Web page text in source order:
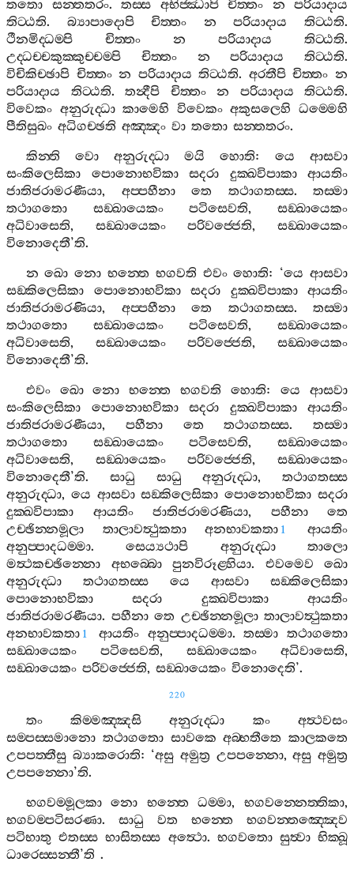
තතො
සන‍්තතරං. තස‍්ස අභිජ‍්ඣාපි චිත‍්තං න
පරියාදාය
තිට‍්ඨති. බ්‍යාපාදොපි චිත‍්තං න පරියාදාය තිට‍්ඨති.
ථීනමිද‍්ධම‍්පි
චිත‍්තං න පරියාදාය තිට‍්ඨති.
උද‍්ධච‍්චකුක‍්කුච‍්චම‍්පි
චිත‍්තං න පරියාදාය තිට‍්ඨති.
විචිකිච‍්ඡාපි චිත‍්තං න පරියාදාය තිට‍්ඨති. අරතීපි චිත‍්තං න
පරියාදාය
තිට‍්ඨති. තන්‍දීපි චිත‍්තං න පරියාදාය තිට‍්ඨති.
විවෙකං අනුරුද‍්ධා කාමෙහි විවෙකං අකුසලෙහි ධම‍්මෙහි
පීතිසුඛං අධිගච‍්ඡති අඤ‍්ඤං වා තතො සන‍්තතරං.
කින‍්ති
වො අනුරුද‍්ධා මයි හොති: යෙ
ආසවා
සංකිලෙසිකා
පොනොභවිකා සදරා දුක‍්ඛවිපාකා
ආයතිං
ජාතිජරාමරණීයා, අප‍්පහීනා තෙ තථාගතස‍්ස. තස‍්මා
තථාගතො
සඞ‍්ඛායෙකං පටිසෙවති,සඞ‍්ඛායෙකං
අධිවාසෙති, සඞ‍්ඛායෙකං පරිවජ‍්ජෙති,සඞ‍්ඛායෙකං
විනොදෙතී’ති.
න ඛො නො භන‍්තෙ භගවති එවං හොති: ‘යෙ ආසවා
සඞ‍්කිලෙසිකා
පොනොභවිකා සදරා දුක‍්ඛවිපාකා
ආයතිං
ජාතිජරාමරණියා, අප‍්පහීනා තෙ තථාගතස‍්ස. තස‍්මා
තථාගතො
සඞ‍්ඛායෙකං පටිසෙවති,සඞ‍්ඛායෙකං
අධිවාසෙති, සඞ‍්ඛායෙකං පරිවජ‍්ජෙති,සඞ‍්ඛායෙකං
විනොදෙතී’ති.
එවං
ඛො නො භන‍්තෙ භගවති හොති:යෙ
ආසවා
සංකිලෙසිකා
පොනොභවිකා සදරා දුක‍්ඛවිපාකා
ආයතිං
ජාතිජරාමරණීයා, පහීනා තෙ තථාගතස‍්ස. තස‍්මා
තථාගතො
සඞ‍්ඛායෙකං පටිසෙවති,සඞ‍්ඛායෙකං
අධිවාසෙති, සඞ‍්ඛායෙකං පරිවජ‍්ජෙති,සඞ‍්ඛායෙකං
විනොදෙතී’ති. සාධු සාධු අනුරුද‍්ධා, තථාගතස‍්ස
අනුරුද‍්ධා, යෙ ආසවා සඞ‍්කිලෙසිකා පොනොභවිකා සදරා
දුක‍්ඛවිපාකා
ආයතිං ජාතිජරාමරණියා, පහීනා
තෙ
උච‍්ඡින‍්නමූලා
තාලාවත්‍ථුකතා අනභාවකතා 1
ආයතිං
අනුප‍්පාදධම‍්මා.සෙය්‍යථාපි අනුරුද‍්ධා
තාලො
මත්‍ථකච‍්ඡින‍්නො
අභබ‍්බො පුනවිරූළ‍්හියා. එවමෙව
ඛො
අනුරුද‍්ධා
තථාගතස‍්ස යෙ ආසවා
සඞ‍්කිලෙසිකා
පොනොභවිකා
සදරා දුක‍්ඛවිපාකා
ආයතිං
ජාතිජරාමරණීයා. පහීනා තෙ උච‍්ඡින‍්නමූලා තාලාවත්‍ථුකතා
අනභාවකතා 1 ආයතිං අනුප‍්පාදධම‍්මා.තස‍්මා තථාගතො
සඞ‍්ඛායෙකං
පටිසෙවති, සඞ‍්ඛායෙකං අධිවාසෙති,
සඞ‍්ඛායෙකං පරිවජ‍්ජෙති, සඞ‍්ඛායෙකං විනොදෙති’.
220
තං කිම‍්මඤ‍්ඤසි අනුරුද‍්ධා කං
අත්‍ථවසං
සම‍්පස‍්සමානො තථාගතො සාවකෙ අබ‍්භතීතෙ කාලකතෙ
උපපත‍්තීසු බ්‍යාකරොති: ‘අසු අමුත්‍ර උපපන‍්නො,අසු අමුත්‍ර
උපපන‍්නො’ති.
භගවම‍්මූලකා
නො භන‍්තෙ ධම‍්මා, භගවන‍්නෙත‍්තිකා,
භගවම‍්පටිසරණා. සාධු වත භන‍්තෙ
භගවන‍්තඤ‍්ඤෙව
පටිභාතු එතස‍්ස භාසිතස‍්ස අත්‍ථො. භගවතො සුත්‍වා භික‍්ඛූ
ධාරෙස‍්සන‍්තී’ති .